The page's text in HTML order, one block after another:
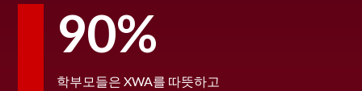
90%
학부모들은 XWA를 따뜻하고